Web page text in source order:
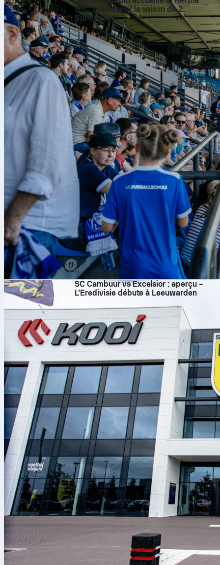
BSC pour ouvrir la saison de 2.
Bundesliga
7 août 2026
SC Cambuur vs Excelsior : aperçu –
L’Eredivisie débute à Leeuwarden